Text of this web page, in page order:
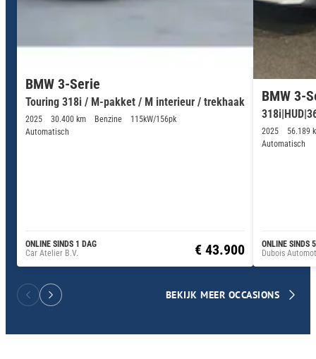
BMW 3-Serie
Touring 318i / M-pakket / M interieur / trekhaak
2025 30.400 km Benzine
115kW/156pk
Automatisch
ONLINE SINDS 1 DAG
Car Atelier B.V.
€ 43.900
BMW 3-
2025
56.189
Automatisch
ONLINE SINDS
Dubois
BEKIJK MEER OCCASIONS